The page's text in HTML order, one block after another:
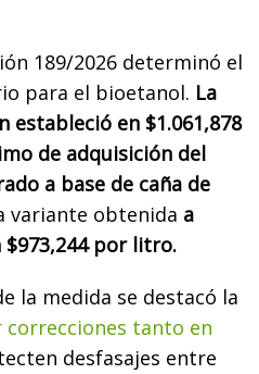
189/2026 determinó el
para el bioetanol. La
estableció en $1.061,878
de adquisición del
a base de caña de
variante obtenida a
$973,244 por litro.
la medida se destacó la
tanto en
desfasajes entre